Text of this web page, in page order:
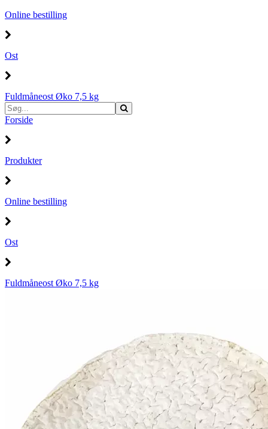
Online bestilling
Ost
Fuldmåneost Øko 7,5 kg
Forside
Produkter
Online bestilling
Ost
Fuldmåneost Øko 7,5 kg